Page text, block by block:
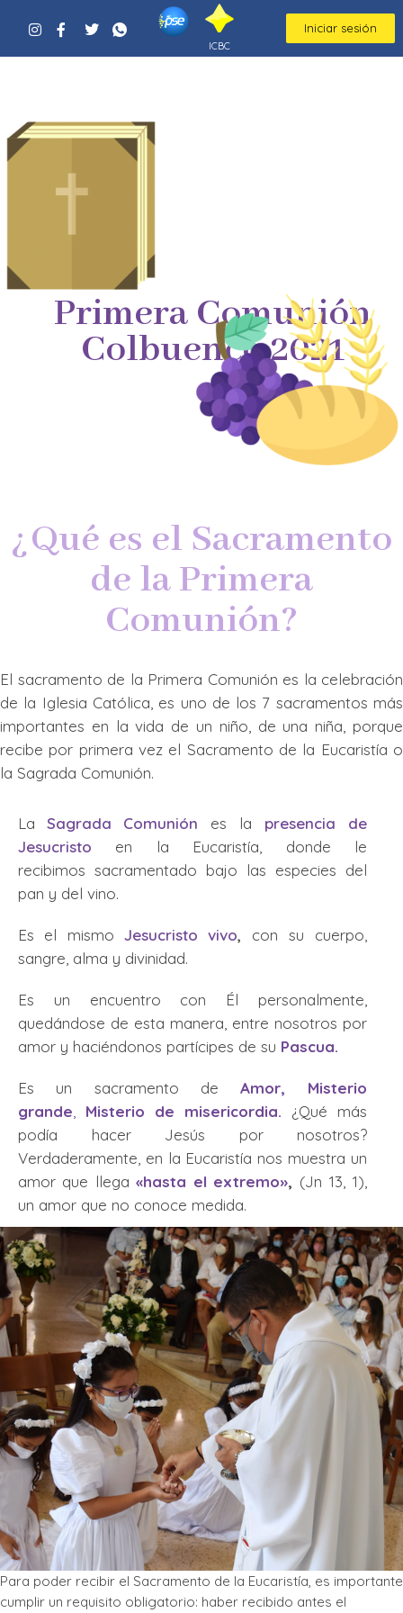
ICBC
Iniciar sesión
Primera Comunión
Colbuenco 2021
¿Qué es el Sacramento
de la Primera
Comunión?
El sacramento de la Primera Comunión es la celebración
de la Iglesia Católica, es uno de los 7 sacramentos más
importantes en la vida de un niño, de una niña, porque
recibe por primera vez el Sacramento de la Eucaristía o
la Sagrada Comunión.
La Sagrada Comunión es la presencia de
Jesucristo en la Eucaristía, donde le
recibimos sacramentado bajo las especies del
pan y del vino.
Es el mismo Jesucristo vivo, con su cuerpo,
sangre, alma y divinidad.
Es un encuentro con Él personalmente,
quedándose de esta manera, entre nosotros por
amor y haciéndonos partícipes de su Pascua.
Es un sacramento de Amor, Misterio
grande
Misterio de misericordia. ¿Qué más
podía hacer Jesús por nosotros?
Verdaderamente, en la Eucaristía nos muestra un
amor que llega «hasta el extremo», (Jn 13, 1),
un amor que no conoce medida.
Para poder recibir el Sacramento de la Eucaristía, es importante
cumplir un requisito obligatorio: haber recibido antes el